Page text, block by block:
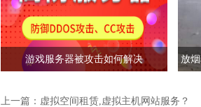
生许多 不便，最少到现在才行有关
关键全是静态网页，若你非必须动态性
进攻时拖累主网络服务器，自然，适
是在必须启用数据库查询的脚本制作中
的80%归属于故意个人行为。
游戏服务器被攻击如何解决 放
上一篇： 虚拟空间租赁,虚拟主机网站服务？